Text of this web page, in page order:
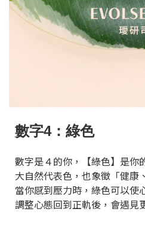
數字4：綠色
數字是４的你，【綠色】是你
大自然代表色，也象徵「健康
當你感到壓力時，綠色可以使
調整心態回到正軌後，會遇見